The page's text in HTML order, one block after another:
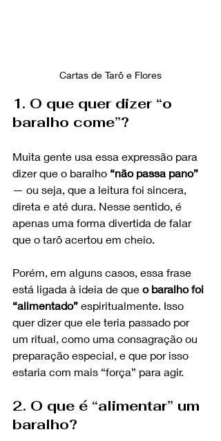
Cartas de Tarô e Flores
1. O que quer dizer “o
baralho come”?
Muita gente usa essa expressão para
dizer que o baralho “não passa pano”
— ou seja, que a leitura foi sincera,
direta e até dura. Nesse sentido, é
apenas uma forma divertida de falar
que o tarô acertou em cheio.
Porém, em alguns casos, essa frase
está ligada à ideia de que o baralho foi
“alimentado” espiritualmente. Isso
quer dizer que ele teria passado por
um ritual, como uma consagração ou
preparação especial, e que por isso
estaria com mais “força” para agir.
2. O que é “alimentar” um
baralho?